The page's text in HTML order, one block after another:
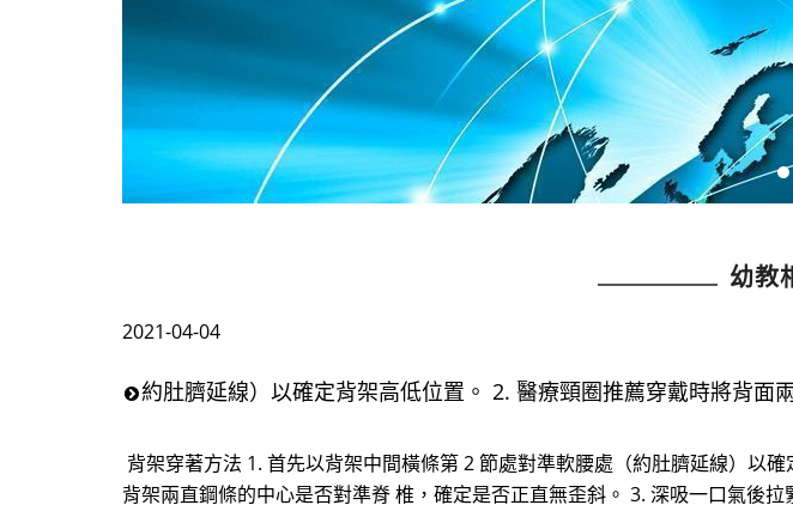
幼教
2021-04-04
約肚臍延線）以確定背架高低位置。 2. 醫療頸圈推薦穿戴時將背面
背架穿著方法 1. 首先以背架中間橫條第 2 節處對準軟腰處（約肚臍延線）以
背架兩直鋼條的中心是否對準脊 椎，確定是否正直無歪斜。 3. 深吸一口氣後